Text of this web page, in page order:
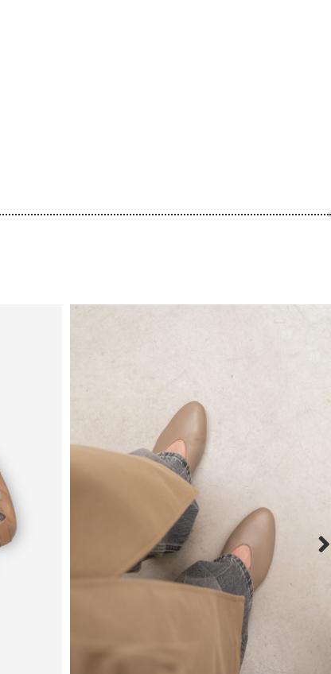
GAFAS SOL BUTTERFLY CAREY